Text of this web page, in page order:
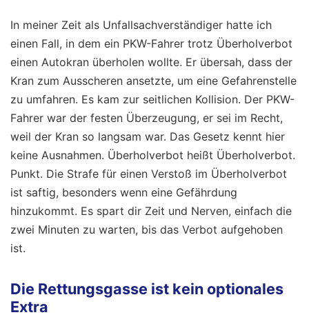
In meiner Zeit als Unfallsachverständiger hatte ich
einen Fall, in dem ein PKW-Fahrer trotz Überholverbot
einen Autokran überholen wollte. Er übersah, dass der
Kran zum Ausscheren ansetzte, um eine Gefahrenstelle
zu umfahren. Es kam zur seitlichen Kollision. Der PKW-
Fahrer war der festen Überzeugung, er sei im Recht,
weil der Kran so langsam war. Das Gesetz kennt hier
keine Ausnahmen. Überholverbot heißt Überholverbot.
Punkt. Die Strafe für einen Verstoß im Überholverbot
ist saftig, besonders wenn eine Gefährdung
hinzukommt. Es spart dir Zeit und Nerven, einfach die
zwei Minuten zu warten, bis das Verbot aufgehoben
ist.
Die Rettungsgasse ist kein optionales
Extra